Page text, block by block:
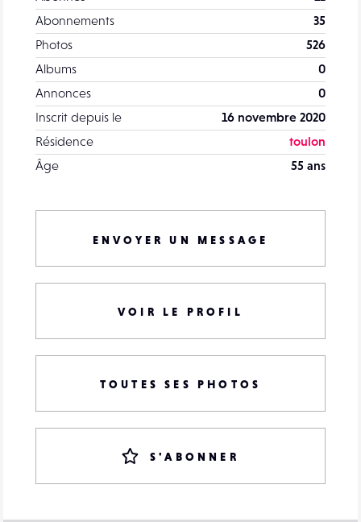
Abonnements
35
Photos
526
Albums
0
Annonces
0
Inscrit depuis le
16 novembre 2020
Résidence
toulon
Âge
55 ans
ENVOYER UN MESSAGE
VOIR LE PROFIL
TOUTES SES PHOTOS
S'ABONNER